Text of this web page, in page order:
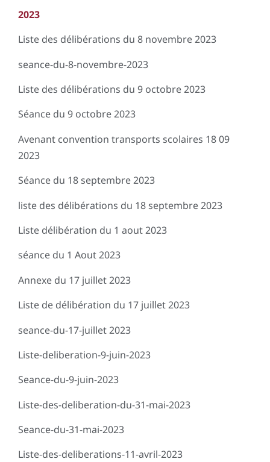
2023
Liste des délibérations du 8 novembre 2023
seance-du-8-novembre-2023
Liste des délibérations du 9 octobre 2023
Séance du 9 octobre 2023
Avenant convention transports scolaires 18 09
2023
Séance du 18 septembre 2023
liste des délibérations du 18 septembre 2023
Liste délibération du 1 aout 2023
séance du 1 Aout 2023
Annexe du 17 juillet 2023
Liste de délibération du 17 juillet 2023
seance-du-17-juillet 2023
Liste-deliberation-9-juin-2023
Seance-du-9-juin-2023
Liste-des-deliberation-du-31-mai-2023
Seance-du-31-mai-2023
Liste-des-deliberations-11-avril-2023